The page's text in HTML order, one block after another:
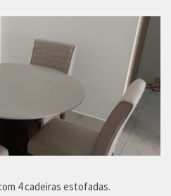
4 cadeiras estofadas.